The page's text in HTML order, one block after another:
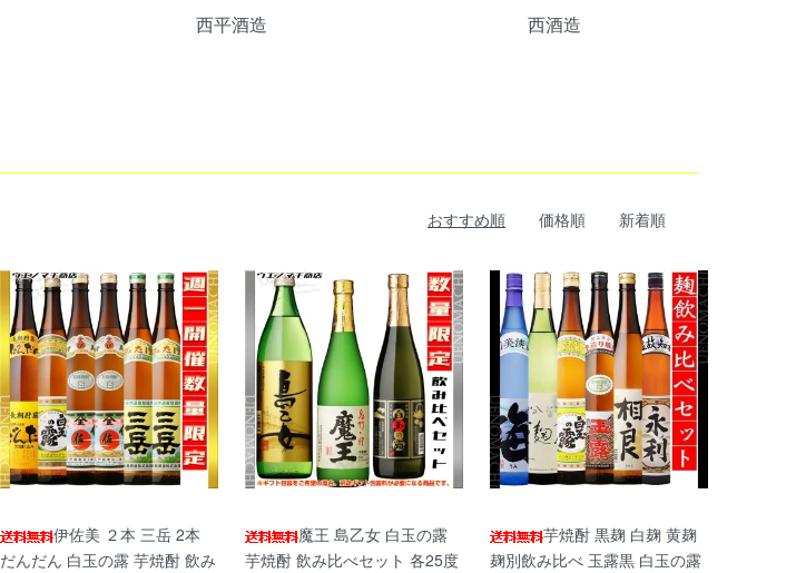
西平酒造 西酒造
おすすめ順 価格順 新着順
伊佐美 ２本 三岳 2本
だんだん 白玉の露 芋焼酎 飲み
魔王 島乙女 白玉の露
芋焼酎 飲み比べセット 各25度
芋焼酎 黒麹 白麹 黄麹
麹別飲み比べ 玉露黒 白玉の露